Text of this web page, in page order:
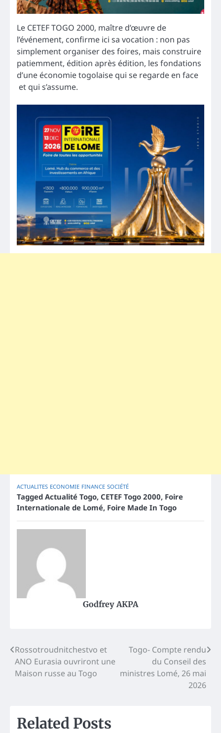
Le CETEF TOGO 2000, maître d’œuvre de
l’événement, confirme ici sa vocation : non pas
simplement organiser des foires, mais construire
patiemment, édition après édition, les fondations
d’une économie togolaise qui se regarde en face
et qui s’assume.
ACTUALITES ECONOMIE FINANCE SOCIÉTÉ
Tagged Actualité Togo, CETEF Togo 2000, Foire
Internationale de Lomé, Foire Made In Togo
Godfrey AKPA
Post
navigation
Rossotroudnitchestvo et
ANO Eurasia ouvriront une
Maison russe au Togo
Togo- Compte rendu
du Conseil des
ministres Lomé, 26 mai
2026
Related Posts